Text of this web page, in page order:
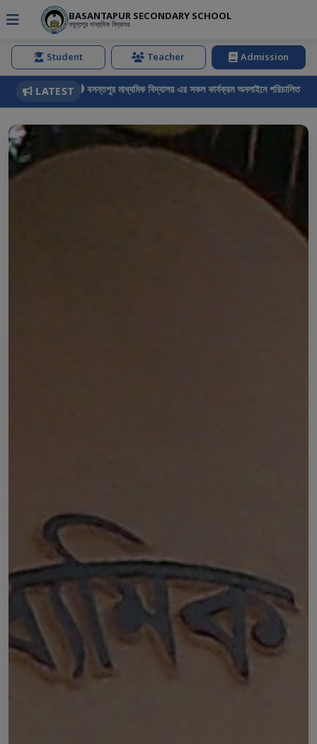
BASANTAPUR SECONDARY SCHOOL
বসুন্তপুর মাধ্যমিক বিদ্যালয়
Student Teacher Admission
LATEST
বসন্তপুর মাধ্যমিক বিদ্যালয় এর সকল কার্যক্রম অনলাইনে পরিচালিত হচ্ছে।